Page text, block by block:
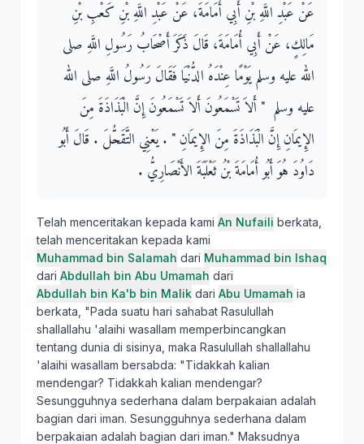
عَنْ عَبْدِ اللَّهِ بْنِ أَبِي أُمَامَةَ، عَنْ عَبْدِ اللَّهِ بْنِ كَعْبِ بْنِ
مَالِكٍ، عَنْ أَبِي أُمَامَةَ، قَالَ ذَكَرَ أَصْحَابُ رَسُولِ اللَّهِ صلى
الله عليه وسلم يَوْمًا عِنْدَهُ الدُّنْيَا فَقَالَ رَسُولُ اللَّهِ صلى الله
عليه وسلم ‏ "‏ أَلاَ تَسْمَعُونَ أَلاَ تَسْمَعُونَ إِنَّ الْبَذَاذَةَ مِنَ
الإِيمَانِ إِنَّ الْبَذَاذَةَ مِنَ الإِيمَانِ ‏"‏ ‏.‏ يَعْنِي التَّقَحُّلَ ‏.‏ قَالَ أَبُو
دَاوُدَ هُوَ أَبُو أُمَامَةَ بْنُ ثَعْلَبَةَ الأَنْصَارِيُّ ‏.‏
Telah menceritakan kepada kami An Nufaili berkata,
telah menceritakan kepada kami
Muhammad bin Salamah dari Muhammad bin Ishaq
dari Abdullah bin Abu Umamah dari
Abdullah bin Ka'b bin Malik dari Abu Umamah ia
berkata, "Pada suatu hari sahabat Rasulullah
shallallahu 'alaihi wasallam memperbincangkan
tentang dunia di sisinya, maka Rasulullah shallallahu
'alaihi wasallam bersabda: "Tidakkah kalian
mendengar? Tidakkah kalian mendengar?
Sesungguhnya sederhana dalam berpakaian adalah
bagian dari iman. Sesungguhnya sederhana dalam
berpakaian adalah bagian dari iman." Maksudnya